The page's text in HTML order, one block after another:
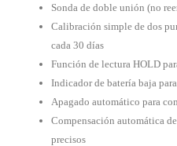
Sonda de doble unión (no
Calibración simple de dos
cada 30 días
Función de lectura HOLD
Indicador de batería baja
Apagado automático para
Compensación automática
precisos